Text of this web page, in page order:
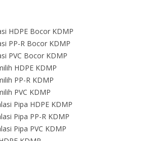
HDPE Bocor KDMP
PP-R Bocor KDMP
PVC Bocor KDMP
HDPE KDMP
PP-R KDMP
PVC KDMP
Pipa HDPE KDMP
Pipa PP-R KDMP
Pipa PVC KDMP